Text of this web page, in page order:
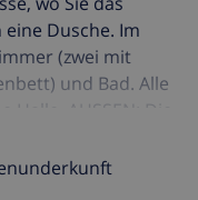
Dusche. Im
(zwei mit
und Bad. Alle
von 2500m2
wir unsere Autos
überdachte und